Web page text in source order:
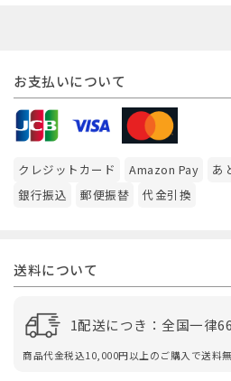
お支払いについて
クレジットカード Amazon Pay
あ
銀行振込
郵便振替 代金引換
送料について
1配送につき：全国一律
商品代金税込10,000円以上のご購入で送料